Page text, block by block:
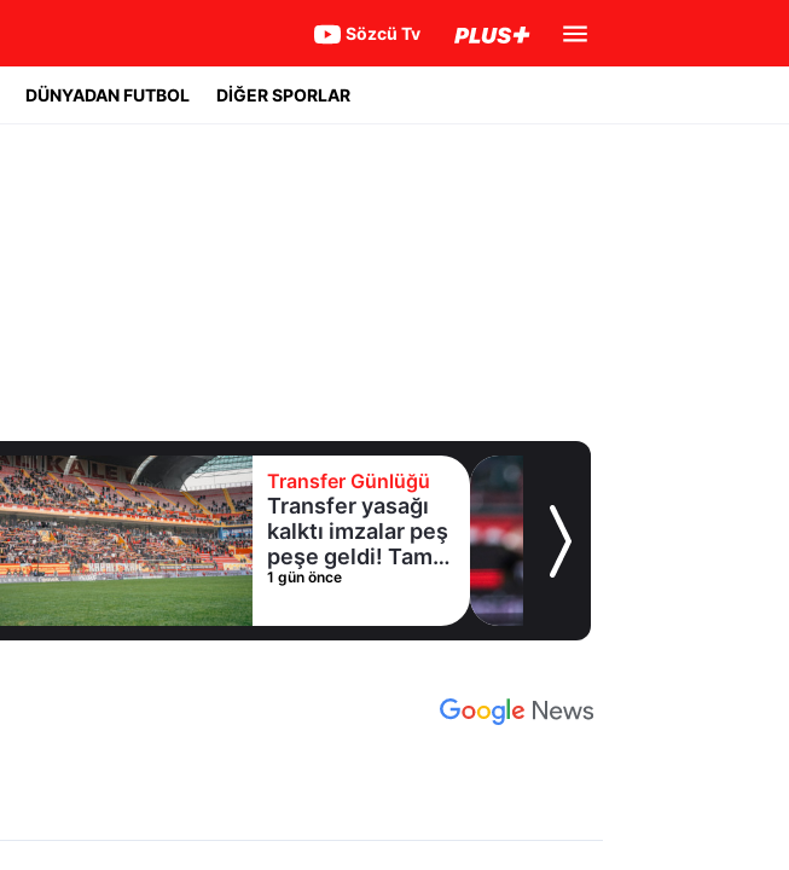
Sözcü Tv
DÜNYADAN FUTBOL DİĞER SPORLAR
Transfer Günlüğü
Transfer yasağı
kalktı imzalar peş
peşe geldi! Tam
15 futbolcu
1 gün önce